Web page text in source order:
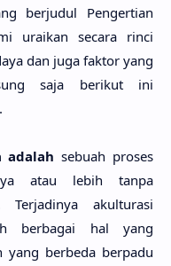
berjudul Pengertian
uraikan secara rinci
dan juga faktor yang
saja berikut ini
adalah sebuah proses
atau lebih tanpa
Terjadinya akulturasi
berbagai hal yang
yang berbeda berpadu